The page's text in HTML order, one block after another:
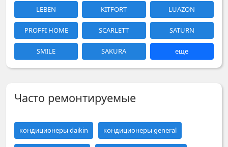
LEBEN KITFORT LUAZON
PROFFI HOME SCARLETT SATURN
SMILE SAKURA еще
Часто ремонтируемые
кондиционеры daikin кондиционеры general